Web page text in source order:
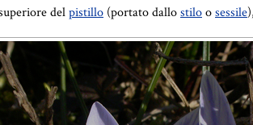
delpistillo (portato dallostiloosessile